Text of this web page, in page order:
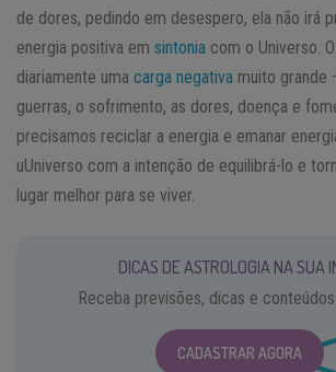
de dores, pedindo em desespero, ela não irá
energia positiva em sintonia com o Universo.
diariamente uma carga negativa muito grande
guerras, o sofrimento, as dores, doença e
precisamos reciclar a energia e emanar
uUniverso com a intenção de equilibrá-lo e
lugar melhor para se viver.
DICAS DE ASTROLOGIA NA SUA
Receba previsões, dicas e
CADASTRAR AGORA